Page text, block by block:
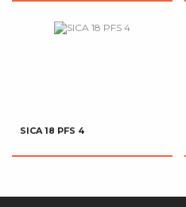
SICA 18 PFS 4